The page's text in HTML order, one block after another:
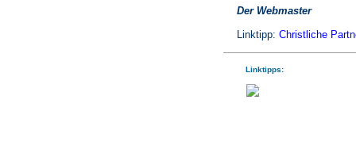
Der Webmaster
Linktipp: Christliche
Linktipps: